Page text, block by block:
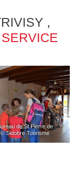
,
de St Pierre de
Sidobre Tourisme